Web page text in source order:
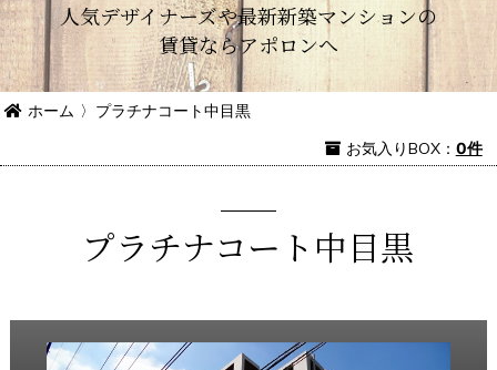
人気デザイナーズや最新新築マンションの
賃貸ならアポロンへ
ホーム 〉 プラチナコート中目黒
お気入りBOX： 0件
プラチナコート中目黒